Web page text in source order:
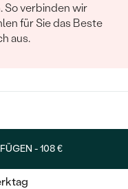
So verbinden wir
für Sie das Beste
aus.
-108 €